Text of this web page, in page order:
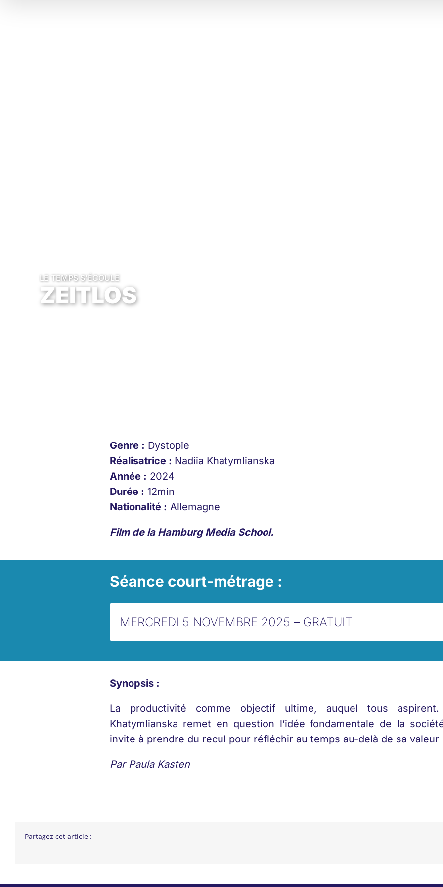
LE TEMPS S'ÉCOULE
ZEITLOS
Genre : Dystopie
Réalisatrice: Nadiia Khatymlianska
Année : 2024
Durée : 12min
Nationalité : Allemagne
Film de la Hamburg Media School.
Séance court-métrage :
MERCREDI 5 NOVEMBRE 2025 – GRATUIT
Synopsis :
La productivité comme objectif ultime, auquel tous
Khatymlianska remet en question l’idée fondamentale de la
invite à prendre du recul pour réfléchir au temps au-delà de sa valeur
Par Paula Kasten
Partagez cet article :